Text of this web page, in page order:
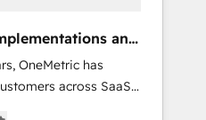
insights.
and
OneMetric has
across SaaS,
estate, and other